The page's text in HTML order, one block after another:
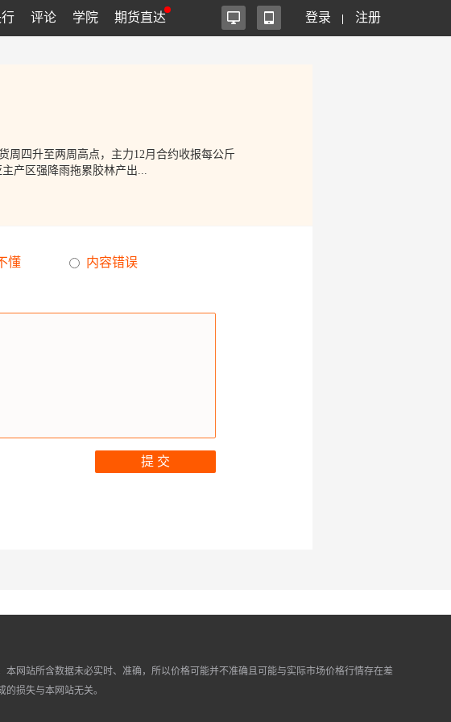
评论 学院 期货直达 登录 注册
周四升至两周高点，主力12月合约收报每公斤
产区强降雨拖累胶林产出...
懂 内容错误
提 交
网站所含数据未必实时、准确，所以价格可能并不准确且可能与实际市场价格行情存在差
损失与本网站无关。